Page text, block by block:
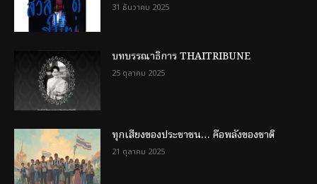
31 ธันวาคม 2025
บทบรรณาธิการ THAITRIBUNE
25 ตุลาคม 2025
ทุกเสียงของประชาชน… คือพลังของชาติ
21 ตุลาคม 2025